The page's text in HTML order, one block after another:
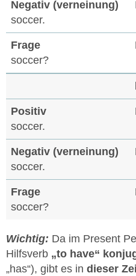
soccer.
soccer?
soccer.
soccer.
soccer?
Wichtig: Da im Present
Hilfsverb „to have“
„has“), gibt es in dieser